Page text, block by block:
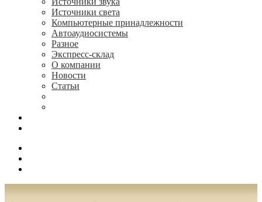
Источники света
Компьютерные принадлежности
Автоаудиосистемы
Разное
Экспресс-склад
О компании
Новости
Статьи